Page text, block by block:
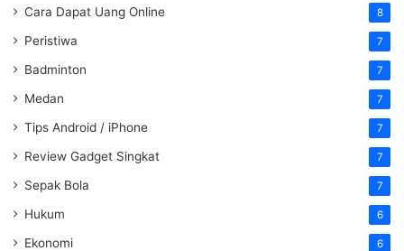
Cara Dapat Uang Online 8
Peristiwa 7
Badminton 7
Medan 7
Tips Android / iPhone 7
Review Gadget Singkat 7
Sepak Bola 7
Hukum 6
Ekonomi 6